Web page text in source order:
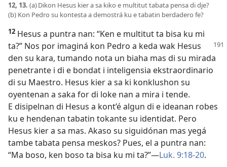
12, 13. (a) Dikon Hesus kier a sa kiko e multitut tabata pensa di dje?
(b) Kon Pedro su kontesta a demostrá ku e tabatin berdadero fe?
12 Hesus a puntra nan: “Ken e multitut ta bisa ku mi
ta?” Nos por imaginá kon Pedro a keda wak Hesus
den su kara, tumando nota un biaha mas di su mirada
penetrante i di e bondat i inteligensia ekstraordinario
di su Maestro. Hesus kier a sa ki konklushon su
oyentenan a saka for di loke nan a mira i tende.
E disipelnan di Hesus a kont’é algun di e ideanan robes
ku e hendenan tabatin tokante su identidat. Pero
Hesus kier a sa mas. Akaso su siguidónan mas yegá
tambe tabata pensa meskos? Pues, el a puntra nan:
“Ma boso, ken boso ta bisa ku mi ta?”—Luk. 9:18-20.